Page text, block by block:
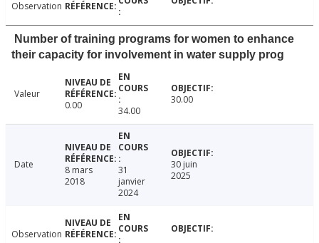
Observation
Number of training programs for women to enhance
their capacity for involvement in water supply prog
Valeur
0.00
34.00
30.00
Date
8 mars
2018
31
janvier
2024
30 juin
2025
Observation